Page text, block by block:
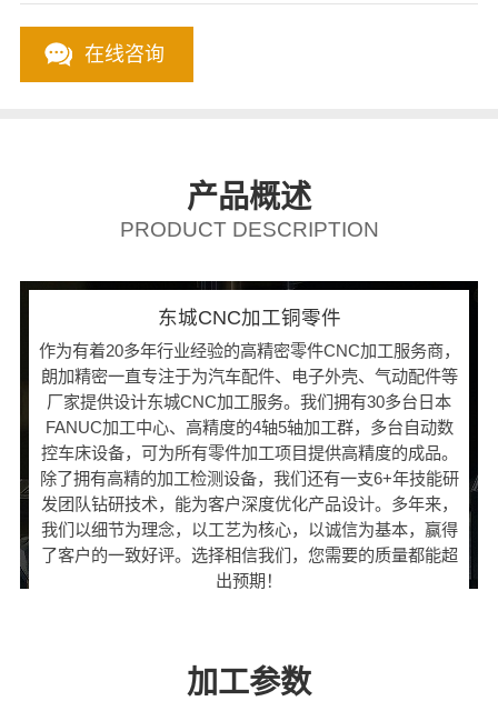
在线咨询
产品概述
PRODUCT DESCRIPTION
东城CNC加工铜零件
作为有着20多年行业经验的高精密零件CNC加工服务商，
朗加精密一直专注于为汽车配件、电子外壳、气动配件等
厂家提供设计东城CNC加工服务。我们拥有30多台日本
FANUC加工中心、高精度的4轴5轴加工群，多台自动数
控车床设备，可为所有零件加工项目提供高精度的成品。
除了拥有高精的加工检测设备，我们还有一支6+年技能研
发团队钻研技术，能为客户深度优化产品设计。多年来，
我们以细节为理念，以工艺为核心，以诚信为基本，赢得
了客户的一致好评。选择相信我们，您需要的质量都能超
出预期！
加工参数